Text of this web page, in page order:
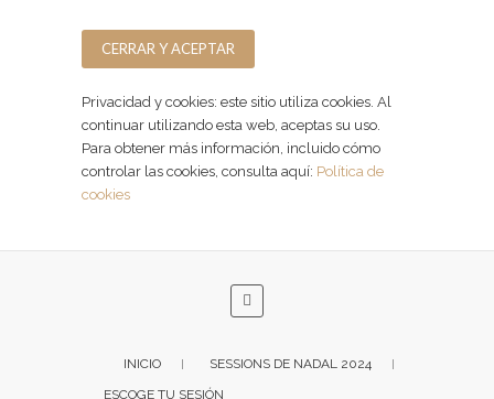
Privacidad y cookies: este sitio utiliza cookies. Al
continuar utilizando esta web, aceptas su uso.
Para obtener más información, incluido cómo
controlar las cookies, consulta aquí: Política de
cookies
INICIO
SESSIONS DE NADAL 2024
ESCOGE TU SESIÓN